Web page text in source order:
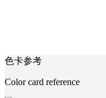
色卡参考
Color card reference